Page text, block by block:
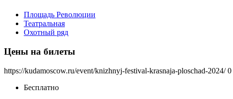
Площадь Революции
Театральная
Охотный ряд
Цены на билеты
https://kudamoscow.ru/event/knizhnyj-festival-krasnaja-ploschad-2024/ 0
Бесплатно